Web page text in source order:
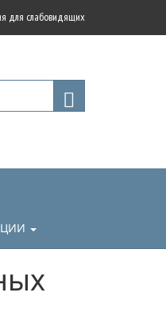
для слабовидящих